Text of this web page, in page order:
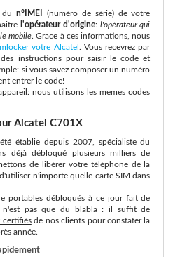
du n°IMEI
(numéro de série) de votre
l'opérateur d'origine: l'opérateur qui
mobile. Grace à ces informations, nous
votre Alcatel
. Vous recevrez par
des instructions pour saisir le code et
si vous savez composer un numéro
entrer le code!
nous utilisons les memes codes
Alcatel C701X
établie depuis 2007, spécialiste du
déjà débloqué plusieurs milliers de
de libérer votre téléphone de la
n'importe quelle carte SIM dans
portables débloqués à ce jour fait de
n'est pas que du blabla : il suffit de
certifiésde nos clients pour constater la
année.